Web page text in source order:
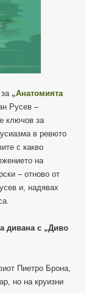
„Анатомията
Русев –
ключов за
в ревюто
с какво
на
– отново от
и, надявах
дивана с „Диво
Пиетро Брона,
но на круизни